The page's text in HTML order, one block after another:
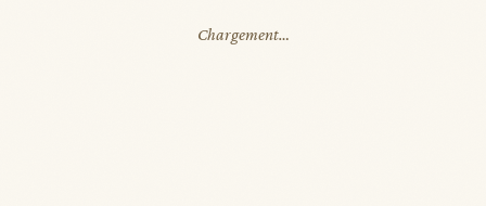
Chargement…